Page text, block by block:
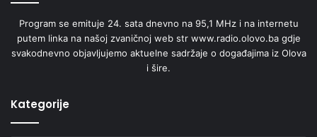
Program se emituje 24. sata dnevno na 95,1 MHz i na internetu
putem linka na našoj zvaničnoj web str www.radio.olovo.ba gdje
svakodnevno objavljujemo aktuelne sadržaje o događajima iz Olova
i šire.
Kategorije